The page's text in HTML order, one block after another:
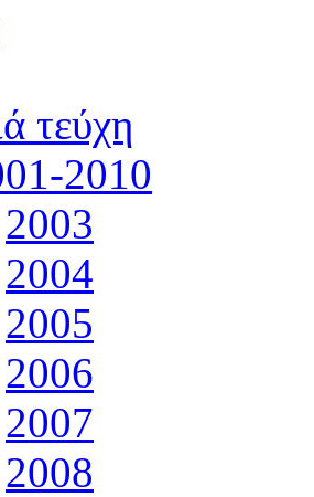
τεύχη
2010
2003
2004
2005
2006
2007
2008